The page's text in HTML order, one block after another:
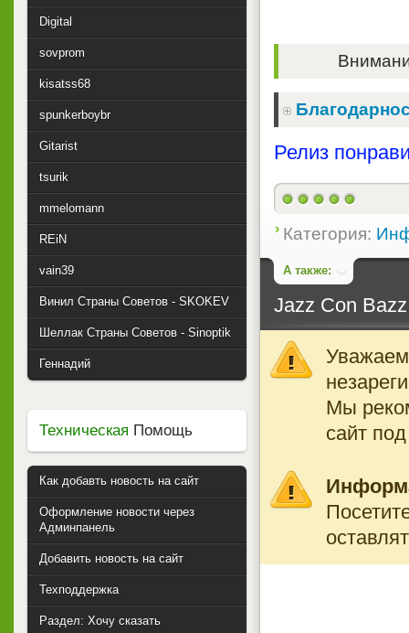
Релиз
Категория:
А также:
Jazz Con
Мы
сайт
Digital
sovprom
kisatss68
spunkerboybr
Gitarist
tsurik
mmelomann
REiN
vain39
Винил Страны Советов - SKOKEV
Шеллак Страны Советов - Sinoptik
Геннадий
Техническая Помощь
Как добавть новость на сайт
Оформление новости через
Админпанель
Добавить новость на сайт
Техподдержка
Раздел: Хочу сказать